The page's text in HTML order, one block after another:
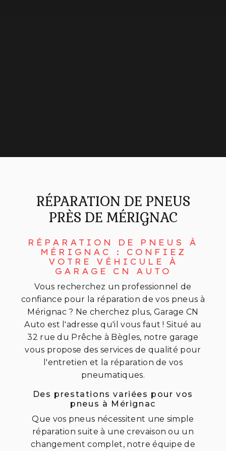
RÉPARATION DE PNEUS
PRÈS DE MÉRIGNAC
RÉPARATION DE PNEUS À
MÉRIGNAC : CONFIEZ
VOTRE VÉHICULE À
GARAGE CN AUTO
Vous recherchez un professionnel de
confiance pour la réparation de vos pneus à
Mérignac ? Ne cherchez plus, Garage CN
Auto est l'adresse qu'il vous faut ! Situé au
32 rue du Prêche à Bègles, notre garage
vous propose des services de qualité pour
l'entretien et la réparation de vos
pneumatiques.
Des prestations variées pour vos
pneus à Mérignac
Que vos pneus nécessitent une simple
réparation suite à une crevaison ou un
changement complet, notre équipe de